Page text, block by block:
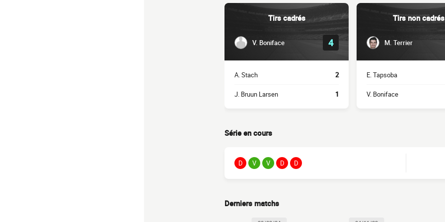
Tirs cadrés
V. Boniface 4
A. Stach 2
J. Bruun Larsen 1
Tirs non cadrés
M. Terrier
E. Tapsoba
V. Boniface
Série en cours
D V V D D
Derniers matchs